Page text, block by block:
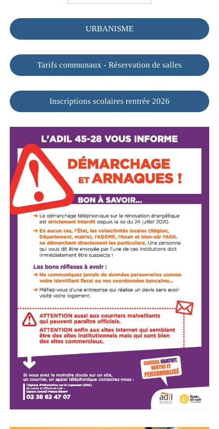
URBANISME
Tarifs communaux - Réservation de salles
Inscriptions scolaires rentrée 2026